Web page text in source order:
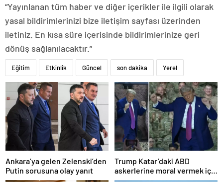
“Yayınlanan tüm haber ve diğer içerikler ile ilgili olarak
yasal bildirimlerinizi bize iletişim sayfası üzerinden
iletiniz. En kısa süre içerisinde bildirimlerinize geri
dönüş sağlanılacaktır.”
Eğitim Etkinlik Güncel son dakika Yerel
Ankara’ya gelen Zelenski’den
Putin sorusuna olay yanıt
Trump Katar’daki ABD
askerlerine moral vermek için
dans etti